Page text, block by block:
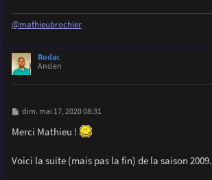
@mathieubrochier
Rodac
Ancien
M
s
s
g
e
dim. mai 17, 2020 08:31
Merci Mathieu !
Voici la suite (mais pas la fin) de la saison 2009.